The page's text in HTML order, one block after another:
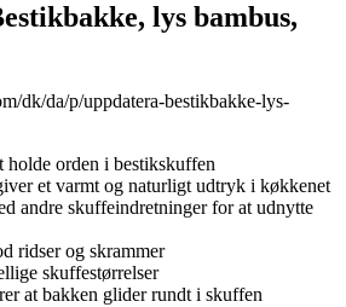
lys bambus,
dk/da/p/uppdatera-bestikbakke-lys-
holde orden i bestikskuffen
et varmt og naturligt udtryk i køkkenet
andre skuffeindretninger for at udnytte
ridser og skrammer
skuffestørrelser
at bakken glider rundt i skuffen